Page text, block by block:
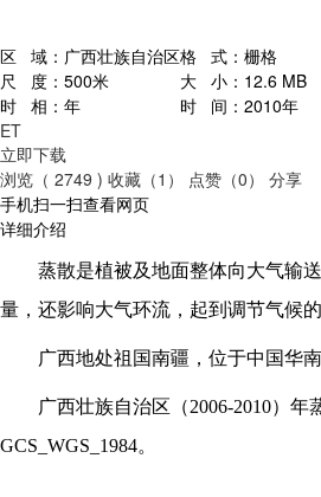
区 域： 广西壮族自治区格 式： 栅格
尺 度： 500米 大 小： 12.6 MB
时 相： 年 时 间： 2010年
ET
立即下载
浏览（ 2749 ) 收藏（1） 点赞（0）
分享
手机扫一扫查看网页
详细介绍
蒸散是植被及地面整体向大气输
量，还影响大气环流，起到调节气候的
广西地处祖国南疆，位于中国华
广西壮族自治区（2006-2010）
GCS_WGS_1984。